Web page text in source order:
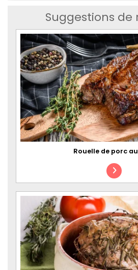
Suggestions de
Rouelle de porc